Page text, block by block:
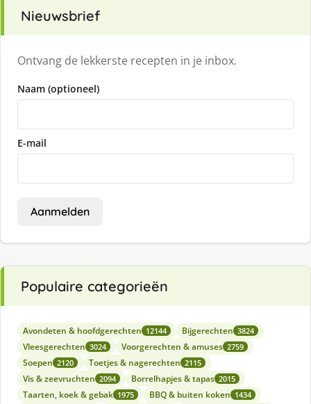
Nieuwsbrief
Ontvang de lekkerste recepten in je inbox.
Naam (optioneel)
E-mail
Aanmelden
Populaire categorieën
Avondeten & hoofdgerechten 12144 Bijgerechten 3824
Vleesgerechten 3024 Voorgerechten & amuses 2759
Soepen 2120 Toetjes & nagerechten 2115
Vis & zeevruchten 2094 Borrelhapjes & tapas 2015
Taarten, koek & gebak 1975 BBQ & buiten koken 1434